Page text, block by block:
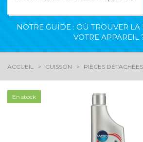
NOTRE GUIDE : OÙ TROUVER LA
VOTRE APPAREIL
ACCUEIL CUISSON PIÈCES
En stock